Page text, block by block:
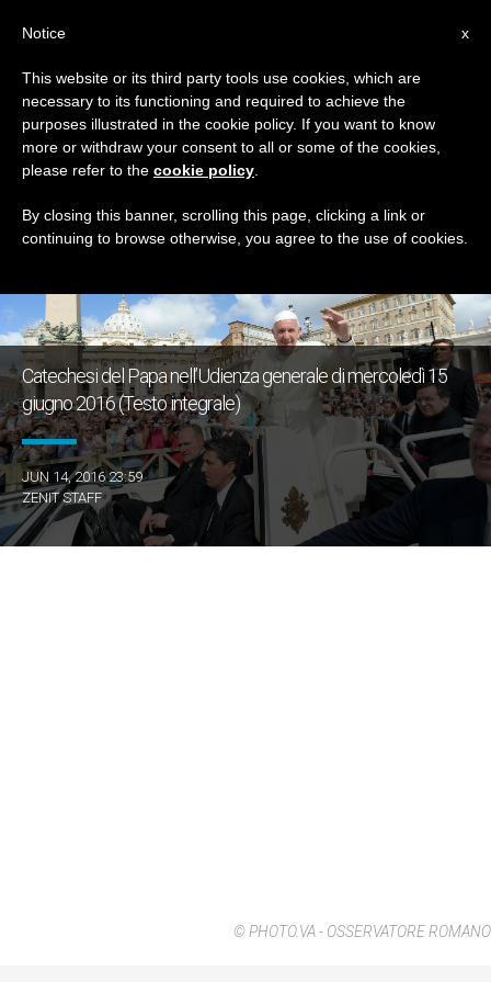
GIORNO
Giugno 14th, 2016
ULTIME NOTIZIE
Catechesi del Papa nell’Udienza generale di mercoledì 15
giugno 2016 (Testo integrale)
JUN 14, 2016 23:59
ZENIT STAFF
© PHOTO.VA - OSSERVATORE ROMANO
x
Notice
This website or its third party tools use cookies, which are
necessary to its functioning and required to achieve the
purposes illustrated in the cookie policy. If you want to know
more or withdraw your consent to all or some of the cookies,
please refer to the cookie policy
By closing this banner, scrolling this page, clicking a link or
continuing to browse otherwise, you agree to the use of cookies.